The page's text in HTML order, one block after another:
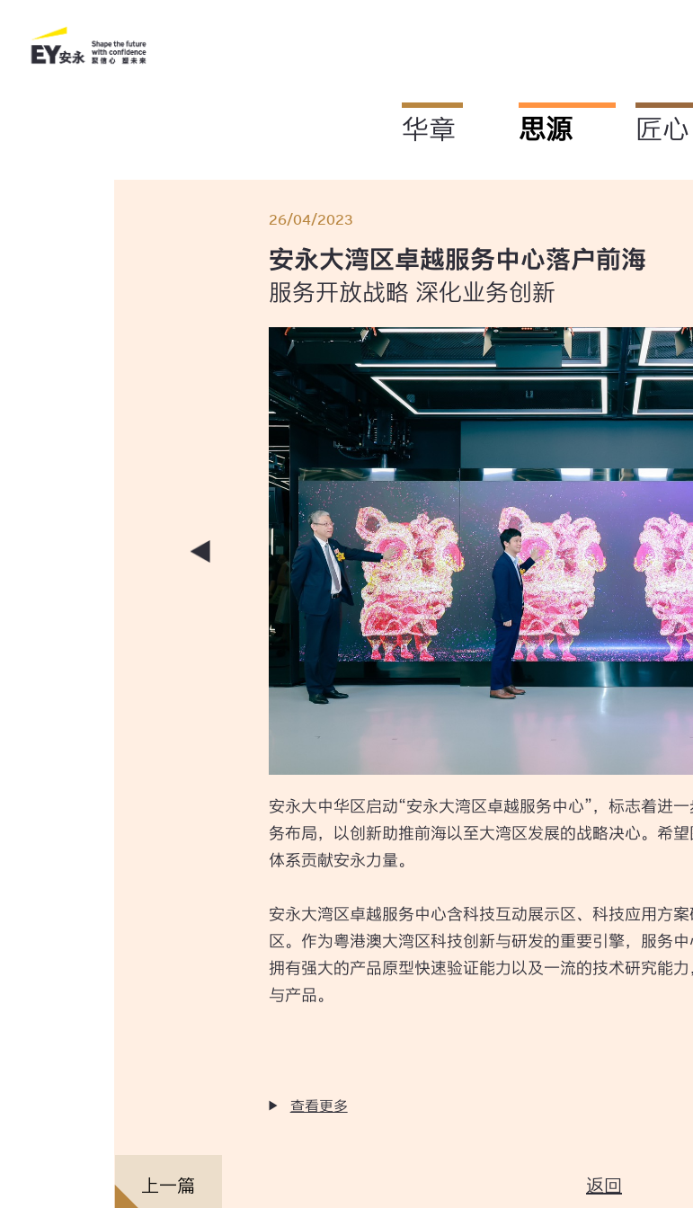
华章 思源 匠心
26/04/2023
安永大湾区卓越服务中心落户前海
服务开放战略 深化业务创新
安永大中华区启动“安永大湾区卓越服务中心”，标志着进
务布局，以创新助推前海以至大湾区发展的战略决心。希
体系贡献安永力量。
安永大湾区卓越服务中心含科技互动展示区、科技应用方
区。作为粤港澳大湾区科技创新与研发的重要引擎，服务中
拥有强大的产品原型快速验证能力以及一流的技术研究能
与产品。
查看更多
上一篇 返回